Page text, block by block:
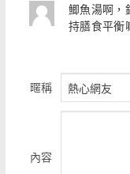
鯽魚湯啊，
持膳食平衡
暱稱
內容